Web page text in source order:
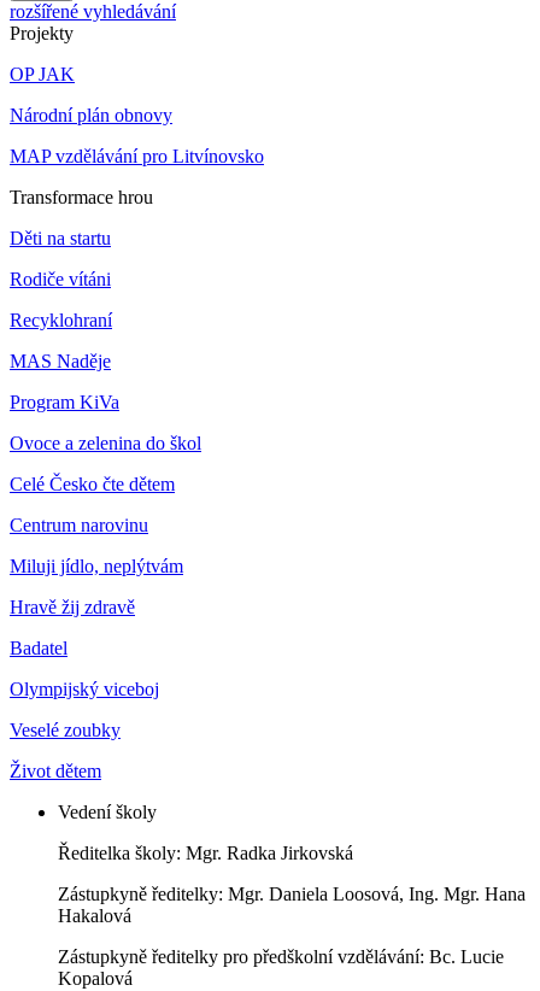
rozšířené vyhledávání
Projekty
OP JAK
Národní plán obnovy
MAP vzdělávání pro Litvínovsko
Transformace hrou
Děti na startu
Rodiče vítáni
Recyklohraní
MAS Naděje
Program KiVa
Ovoce a zelenina do škol
Celé Česko čte dětem
Centrum narovinu
Miluji jídlo, neplýtvám
Hravě žij zdravě
Badatel
Olympijský viceboj
Veselé zoubky
Život dětem
Vedení školy
Ředitelka školy: Mgr. Radka Jirkovská
Zástupkyně ředitelky: Mgr. Daniela Loosová, Ing. Mgr. Hana
Hakalová
Zástupkyně ředitelky pro předškolní vzdělávání: Bc. Lucie
Kopalová